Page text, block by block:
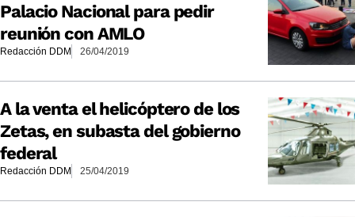
Palacio Nacional para pedir
reunión con AMLO
Redacción DDM 26/04/2019
A la venta el helicóptero de los
Zetas, en subasta del gobierno
federal
Redacción DDM 25/04/2019